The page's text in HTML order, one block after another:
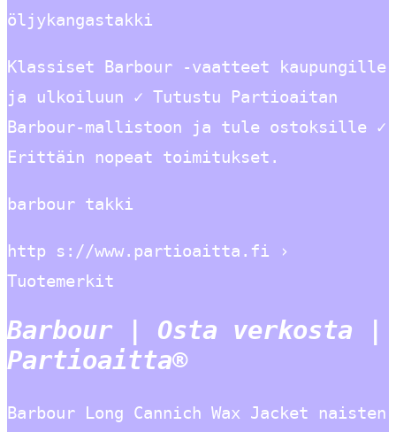
öljykangastakki
Klassiset Barbour -vaatteet kaupungille
ja ulkoiluun ✓ Tutustu Partioaitan
Barbour-mallistoon ja tule ostoksille ✓
Erittäin nopeat toimitukset.
barbour takki
http s://www.partioaitta.fi ›
Tuotemerkit
Barbour | Osta verkosta |
Partioaitta®
Barbour Long Cannich Wax Jacket naisten